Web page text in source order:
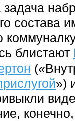
задача
состава
блистают
»)